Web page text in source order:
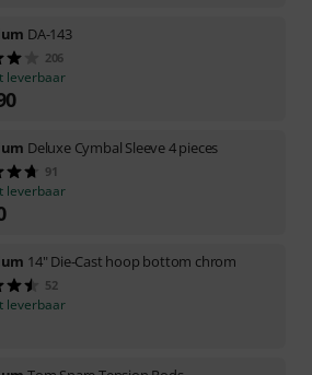
DA-143
206
leverbaar
Deluxe Cymbal Sleeve 4 pieces
91
leverbaar
14" Die-Cast hoop bottom chrom
52
leverbaar